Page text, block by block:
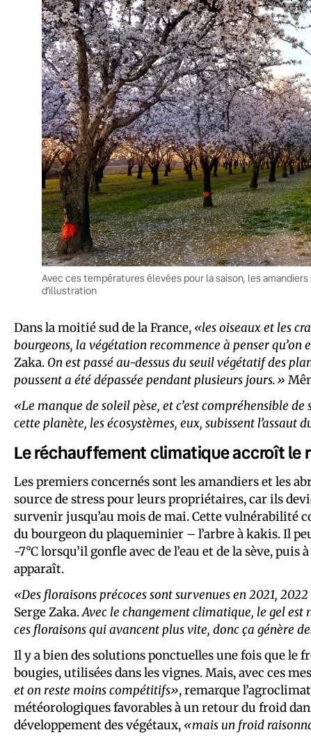
Avec ces températures élevées pour la saison, les
d’illustration
Dans la moitié sud de la France, «les oiseaux et les
bourgeons, la végétation recommence à penser qu’on
Zaka. On est passé au-dessus du seuil végétatif des
poussent a été dépassée pendant plusieurs jours.»
«Le manque de soleil pèse, et c’est compréhensible
cette planète, les écosystèmes, eux, subissent l’assaut
Le réchauffement climatique accroît le
Les premiers concernés sont les amandiers et les
source de stress pour leurs propriétaires, car ils
survenir jusqu’au mois de mai. Cette vulnérabilité
du bourgeon du plaqueminier – l’arbre à kakis. Il
-7°C lorsqu’il gonfle avec de l’eau et de la sève,
apparaît.
«Des floraisons précoces sont survenues en 2021,
Serge Zaka.Avec le changement climatique, le gel est
ces floraisons qui avancent plus vite, donc ça génère
Il y a bien des solutions ponctuelles une fois que le
bougies, utilisées dans les vignes. Mais, avec ces
et on reste moins compétitifs», remarque
météorologiques favorables à un retour du froid
développement des végétaux, «mais un froid